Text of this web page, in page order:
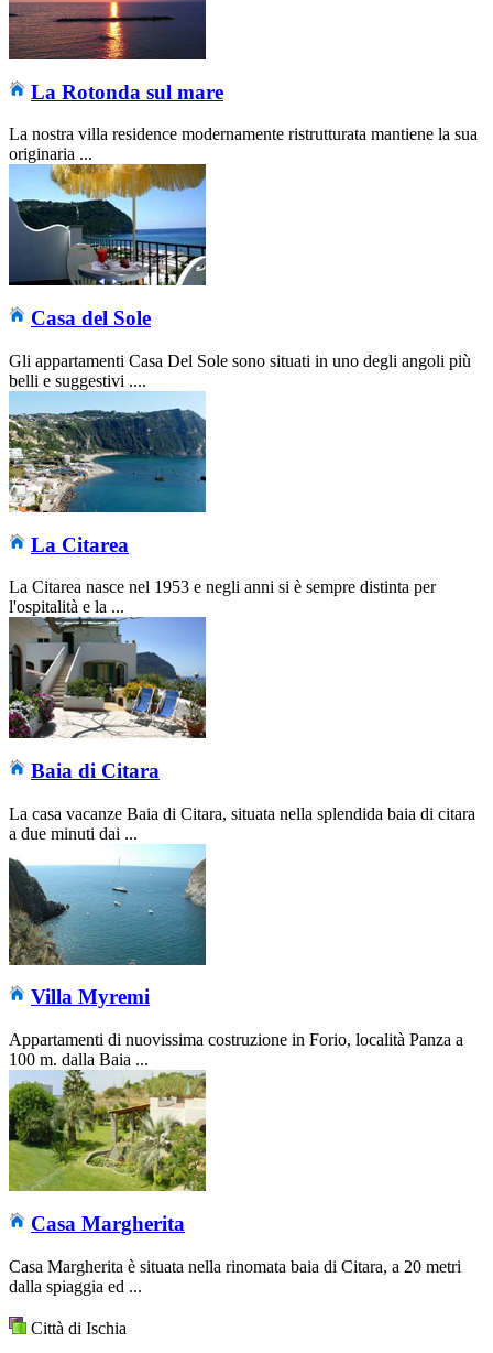
La Rotonda sul mare
La nostra villa residence modernamente ristrutturata mantiene la sua
originaria ...
Casa del Sole
Gli appartamenti Casa Del Sole sono situati in uno degli angoli più
belli e suggestivi ....
La Citarea
La Citarea nasce nel 1953 e negli anni si è sempre distinta per
l'ospitalità e la ...
Baia di Citara
La casa vacanze Baia di Citara, situata nella splendida baia di citara
a due minuti dai ...
Villa Myremi
Appartamenti di nuovissima costruzione in Forio, località Panza a
100 m. dalla Baia ...
Casa Margherita
Casa Margherita è situata nella rinomata baia di Citara, a 20 metri
dalla spiaggia ed ...
Città di Ischia